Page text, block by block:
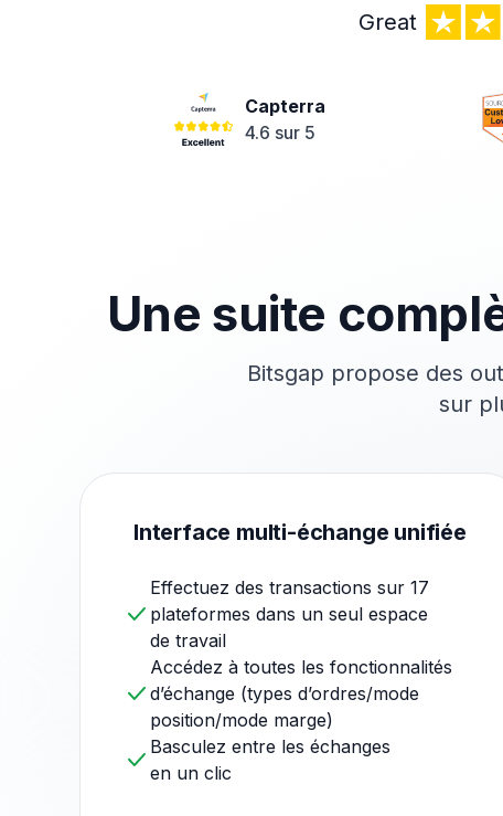
Great
Capterra
4.6 sur 5
Une suite
Bitsgap propose des
sur
Interface multi-échange unifiée
Effectuez des transactions sur 17
plateformes dans un seul espace
de travail
Accédez à toutes les fonctionnalités
d’échange (types d’ordres/mode
position/mode marge)
Basculez entre les échanges
en un clic